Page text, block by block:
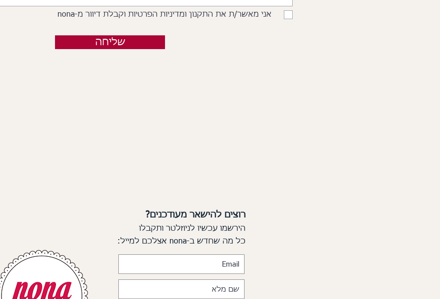
אני מאשר/ת את התקנון ומדיניות הפרטיות וקבלת דיוור מ-nona
שליחה
רוצים להישאר מעודכנים?
הירשמו עכשיו לניוזלטר ותקבלו
כל מה שחדש ב-nona אצלכם למייל: